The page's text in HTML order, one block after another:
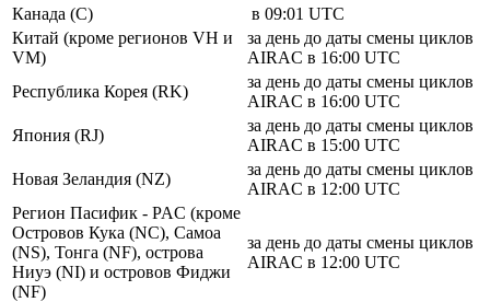
Канада (C)
в 09:01 UTC
Китай (кроме регионов VH и
VM)
за день до даты смены циклов
AIRAC в 16:00 UTC
Республика Корея (RK)
за день до даты смены циклов
AIRAC в 16:00 UTC
Япония (RJ)
за день до даты смены циклов
AIRAC в 15:00 UTC
Новая Зеландия (NZ)
за день до даты смены циклов
AIRAC в 12:00 UTC
Регион Пасифик - PAC (кроме
Островов Кука (NC), Самоа
(NS), Тонга (NF), острова
Ниуэ (NI) и островов Фиджи
(NF)
за день до даты смены циклов
AIRAC в 12:00 UTC